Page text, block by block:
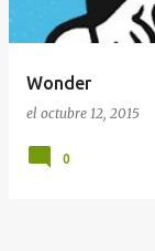
Wonder
el octubre 12, 2015
0